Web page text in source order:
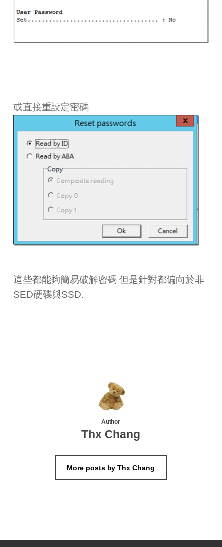
或直接重設定密碼
這些都能夠簡易破解密碼 但是針對都偏向於非
SED硬碟與SSD.
Author
Thx Chang
More posts by Thx Chang